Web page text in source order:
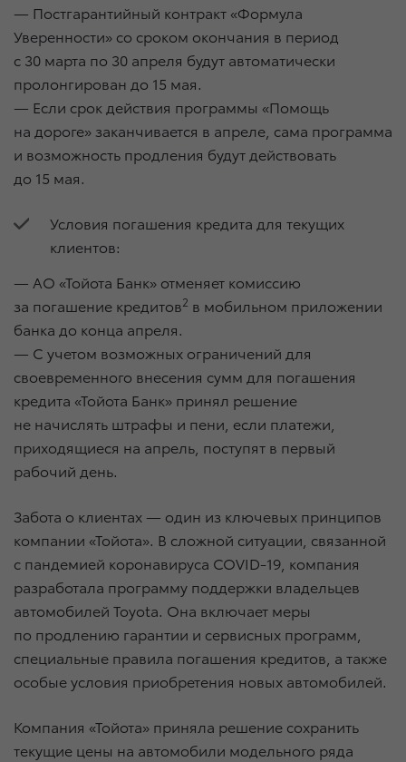
— Постгарантийный контракт «Формула
Уверенности» со сроком окончания в период
с 30 марта по 30 апреля будут автоматически
пролонгирован до 15 мая.
— Если срок действия программы «Помощь
на дороге» заканчивается в апреле, сама программа
и возможность продления будут действовать
до 15 мая.
Условия погашения кредита для текущих
клиентов:
— АО «Тойота Банк» отменяет комиссию
за погашение кредитов2 в мобильном приложении
банка до конца апреля.
— С учетом возможных ограничений для
своевременного внесения сумм для погашения
кредита «Тойота Банк» принял решение
не начислять штрафы и пени, если платежи,
приходящиеся на апрель, поступят в первый
рабочий день.
Забота о клиентах — один из ключевых принципов
компании «Тойота». В сложной ситуации, связанной
с пандемией коронавируса COVID-19, компания
разработала программу поддержки владельцев
автомобилей Toyota. Она включает меры
по продлению гарантии и сервисных программ,
специальные правила погашения кредитов, а также
особые условия приобретения новых автомобилей.
Компания «Тойота» приняла решение сохранить
текущие цены на автомобили модельного ряда